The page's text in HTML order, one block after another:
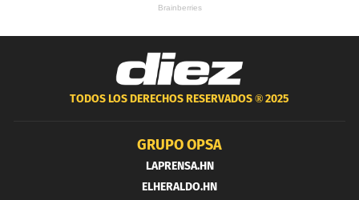
TODOS LOS DERECHOS RESERVADOS ®2025
GRUPO OPSA
LAPRENSA.HN
ELHERALDO.HN